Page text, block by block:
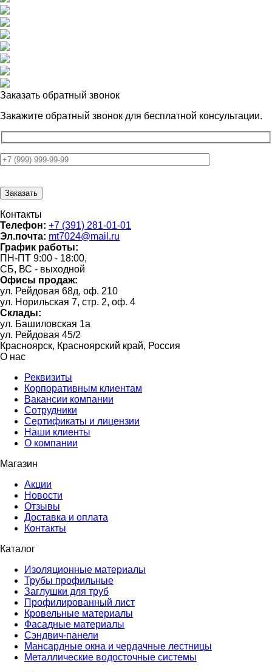
Заказать обратный звонок
Закажите обратный звонок для бесплатной консультации.
Контакты
Телефон: +7 (391) 281-01-01
Эл.почта: mt7024@mail.ru
График работы:
ПН-ПТ 9:00 - 18:00,
СБ, ВС - выходной
Офисы продаж:
ул. Рейдовая 68д, оф. 210
ул. Норильская 7, стр. 2, оф. 4
Склады:
ул. Башиловская 1а
ул. Рейдовая 45/2
Красноярск, Красноярский край, Россия
О нас
Реквизиты
Корпоративным клиентам
Вакансии компании
Сотрудники
Сертификаты и лицензии
Наши клиенты
О компании
Магазин
Акции
Новости
Отзывы
Доставка и оплата
Контакты
Каталог
Изоляционные материалы
Трубы профильные
Заглушки для труб
Профилированный лист
Кровельные материалы
Фасадные материалы
Сэндвич-панели
Мансардные окна и чердачные лестницы
Металлические водосточные системы